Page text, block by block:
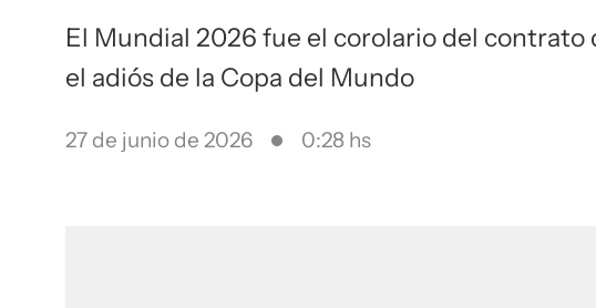
El Mundial 2026 fue el corolario del
el adiós de la Copa del Mundo
27 de junio de 2026 0:28 hs